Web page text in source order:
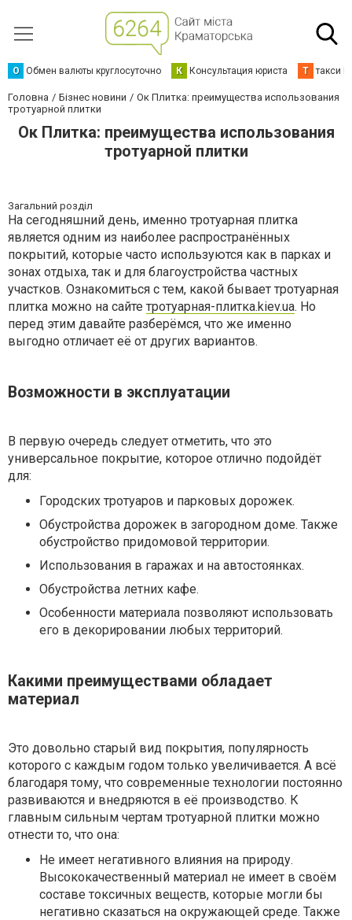
О Обмен валюты круглосуточно К Консультация юриста Т такси
Головна Бізнес новини
Ок Плитка: преимущества использования
тротуарной плитки
Ок Плитка: преимущества использования
тротуарной плитки
Загальний розділ
На сегодняшний день, именно тротуарная плитка
является одним из наиболее распространённых
покрытий, которые часто используются как в парках и
зонах отдыха, так и для благоустройства частных
участков. Ознакомиться с тем, какой бывает тротуарная
плитка можно на сайте тротуарная-плитка.kiev.ua. Но
перед этим давайте разберёмся, что же именно
выгодно отличает её от других вариантов.
Возможности в эксплуатации
В первую очередь следует отметить, что это
универсальное покрытие, которое отлично подойдёт
для:
Городских тротуаров и парковых дорожек.
Обустройства дорожек в загородном доме. Также
обустройство придомовой территории.
Использования в гаражах и на автостоянках.
Обустройства летних кафе.
Особенности материала позволяют использовать
его в декорировании любых территорий.
Какими преимуществами обладает
материал
Это довольно старый вид покрытия, популярность
которого с каждым годом только увеличивается. А всё
благодаря тому, что современные технологии постоянно
развиваются и внедряются в её производство. К
главным сильным чертам тротуарной плитки можно
отнести то, что она:
Не имеет негативного влияния на природу.
Высококачественный материал не имеет в своём
составе токсичных веществ, которые могли бы
негативно сказаться на окружающей среде. Также